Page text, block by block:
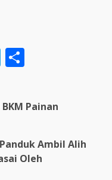
Telegram
Painan
Ambil Alih
Oleh